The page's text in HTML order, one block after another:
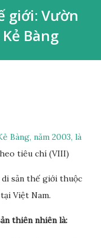
giới: Vườn
Bàng
Bàng, năm 2003, là
tiêu chí (VIII)
sản thế giới thuộc
Việt Nam.
thiên nhiên là: